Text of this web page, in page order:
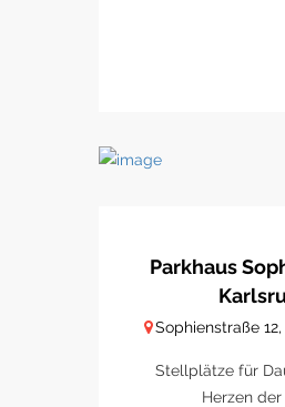
Parkhaus
Sophienstraße
Stellplätze für
Herzen